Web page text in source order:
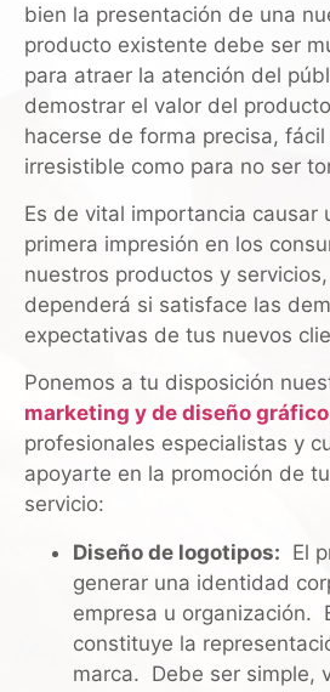
bien la presentación de una
producto existente debe ser
para atraer la atención del
demostrar el valor del
hacerse de forma precisa,
irresistible como para no ser
Es de vital importancia causar
primera impresión en los
nuestros productos y
dependerá si satisface las
expectativas de tus nuevos
Ponemos a tu disposición
marketing y de diseño gráfico
profesionales especialistas y
apoyarte en la promoción de
servicio:
Diseño de logotipos: El
generar una identidad
empresa u organización.
constituye la
marca. Debe ser simple,